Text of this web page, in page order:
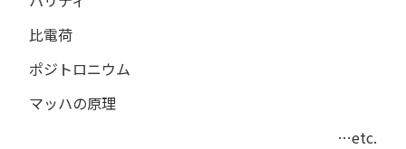
比電荷
ポジトロニウム
マッハの原理
…etc.